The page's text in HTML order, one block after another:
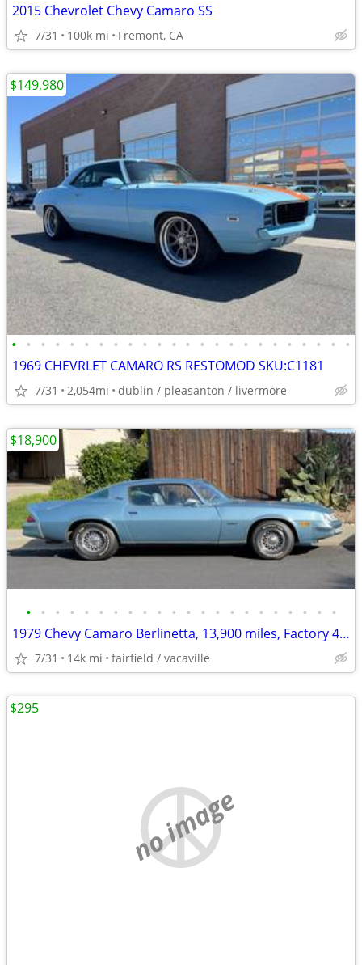
2015 Chevrolet Chevy Camaro SS
7/31 100k mi Fremont, CA
• • • • • • • • • • • • • • • • • • • • • • • •
1969 CHEVRLET CAMARO RS RESTOMOD SKU:C1181
7/31 2,054mi dublin / pleasanton / livermore
$149,980
• • • • • • • • • • • • • • • • • • • • • •
1979 Chevy Camaro Berlinetta, 13,900 miles, Factory 4-speed
7/31 14k mi fairfield / vacaville
$18,900
no image
$295